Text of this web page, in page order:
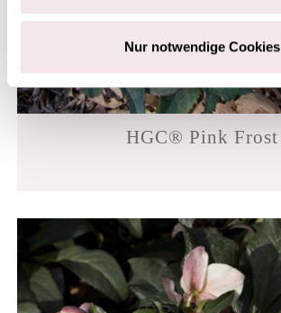
Nur notwendige Cookies
HGC® Pink Frost